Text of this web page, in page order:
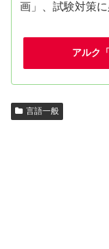
画」、試験対策
アルク
言語一般